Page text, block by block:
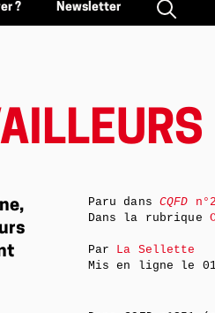
? Newsletter
Paru dans CQFD
Dans la rubrique
Par La Sellette
Mis en ligne le